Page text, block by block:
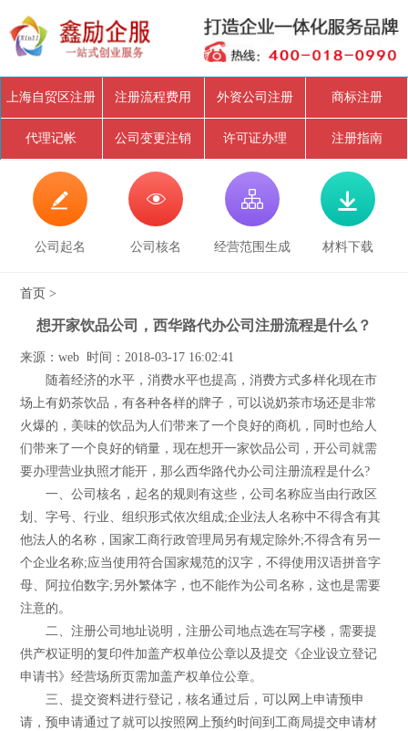
上海自贸区注册 注册流程费用 外资公司注册 商标注册
代理记帐 公司变更注销 许可证办理 注册指南

公司起名

公司核名

经营范围生成

材料下载
首页 >
想开家饮品公司，西华路代办公司注册流程是什么？
来源：web 时间：2018-03-17 16:02:41
随着经济的水平，消费水平也提高，消费方式多样化现在市
场上有奶茶饮品，有各种各样的牌子，可以说奶茶市场还是非常
火爆的，美味的饮品为人们带来了一个良好的商机，同时也给人
们带来了一个良好的销量，现在想开一家饮品公司，开公司就需
要办理营业执照才能开，那么西华路代办公司注册流程是什么?
一、公司核名，起名的规则有这些，公司名称应当由行政区
划、字号、行业、组织形式依次组成;企业法人名称中不得含有其
他法人的名称，国家工商行政管理局另有规定除外;不得含有另一
个企业名称;应当使用符合国家规范的汉字，不得使用汉语拼音字
母、阿拉伯数字;另外繁体字，也不能作为公司名称，这也是需要
注意的。
二、注册公司地址说明，注册公司地点选在写字楼，需要提
供产权证明的复印件加盖产权单位公章以及提交《企业设立登记
申请书》经营场所页需加盖产权单位公章。
三、提交资料进行登记，核名通过后，可以网上申请预申
请，预申请通过了就可以按照网上预约时间到工商局提交申请材